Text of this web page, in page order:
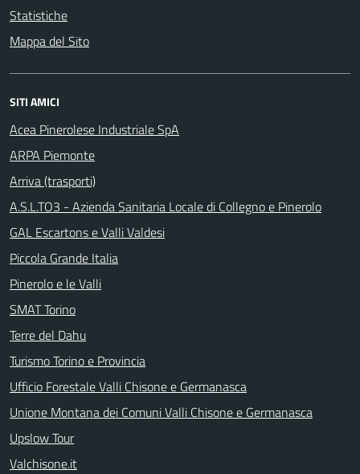
Statistiche
Mappa del Sito
SITI AMICI
Acea Pinerolese Industriale SpA
ARPA Piemonte
Arriva (trasporti)
A.S.L.TO3 - Azienda Sanitaria Locale di Collegno e Pinerolo
GAL Escartons e Valli Valdesi
Piccola Grande Italia
Pinerolo e le Valli
SMAT Torino
Terre del Dahu
Turismo Torino e Provincia
Ufficio Forestale Valli Chisone e Germanasca
Unione Montana dei Comuni Valli Chisone e Germanasca
Upslow Tour
Valchisone.it